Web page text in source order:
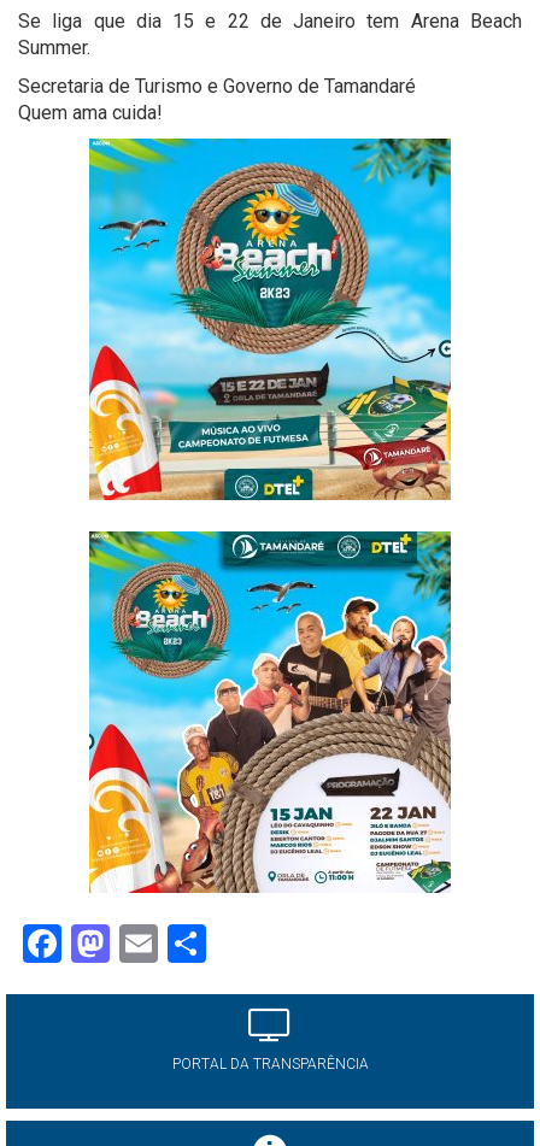
Se liga que dia 15 e 22 de Janeiro tem Arena Beach
Summer.
Secretaria de Turismo e Governo de Tamandaré
Quem ama cuida!
Facebook
Mastodon
Email
PORTAL DA TRANSPARÊNCIA